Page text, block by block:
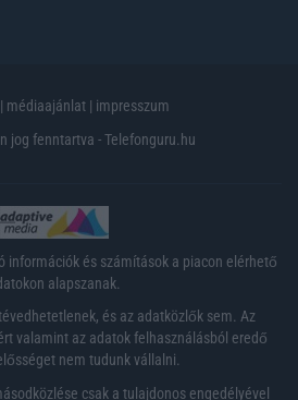
| médiaajánlat | impresszum
jog fenntartva - Telefonguru.hu
információk és számítások a piacon elérhető
alapszanak.
és az adatközlők sem. Az
valamint az adatok felhasználásból eredő
nem tudunk vállalni.
csak a tulajdonos engedélyével